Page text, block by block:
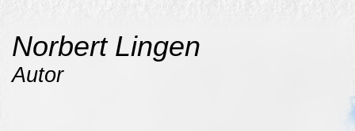
Norbert Lingen
Autor